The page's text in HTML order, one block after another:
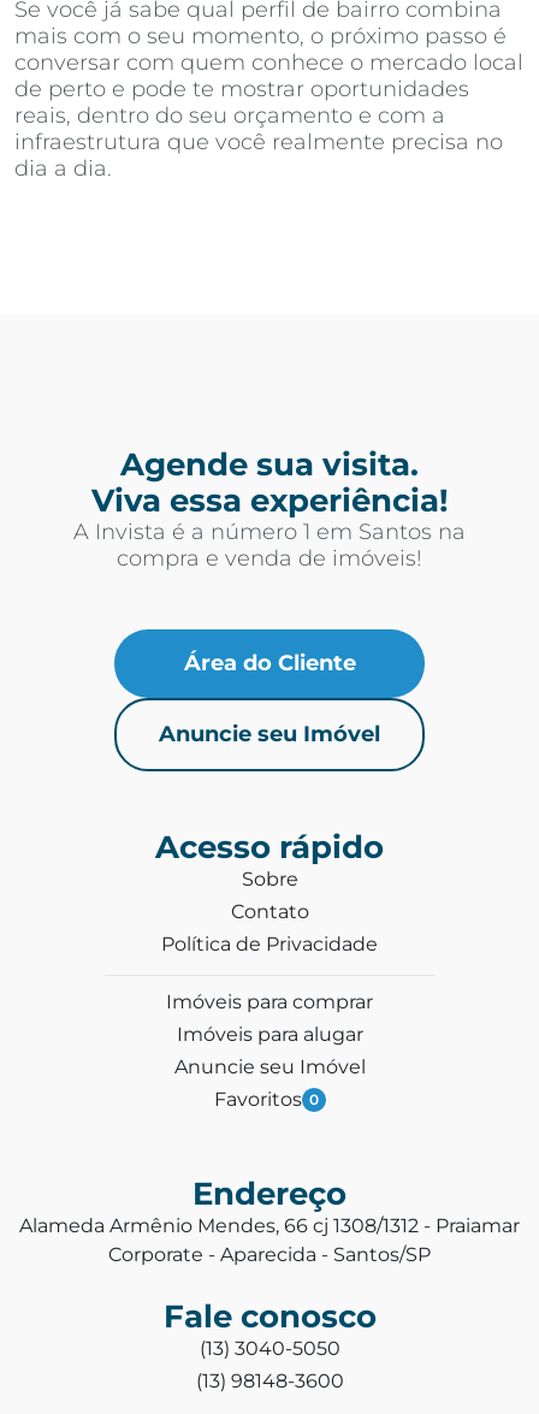
Se você já sabe qual perfil de bairro combina
mais com o seu momento, o próximo passo é
conversar com quem conhece o mercado local
de perto e pode te mostrar oportunidades
reais, dentro do seu orçamento e com a
infraestrutura que você realmente precisa no
dia a dia.
Agende sua visita.
Viva essa experiência!
A Invista é a número 1 em Santos na
compra e venda de imóveis!
Área do Cliente
Anuncie seu Imóvel
Acesso rápido
Sobre
Contato
Política de Privacidade
Imóveis para comprar
Imóveis para alugar
Anuncie seu Imóvel
Favoritos 0
Endereço
Alameda Armênio Mendes, 66 cj 1308/1312 - Praiamar
Corporate - Aparecida - Santos/SP
Fale conosco
(13) 3040-5050
(13) 98148-3600